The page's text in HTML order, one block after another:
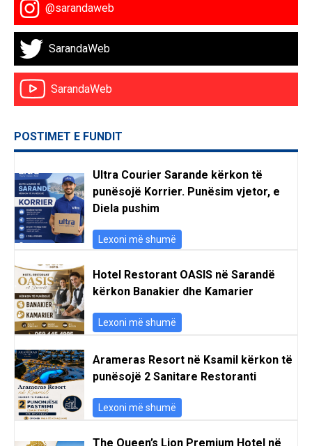
@sarandaweb
SarandaWeb
SarandaWeb
POSTIMET E FUNDIT
Ultra Courier Sarande kërkon të
punësojë Korrier. Punësim vjetor, e
Diela pushim
Lexoni më shumë
Hotel Restorant OASIS në Sarandë
kërkon Banakier dhe Kamarier
Lexoni më shumë
Arameras Resort në Ksamil kërkon të
punësojë 2 Sanitare Restoranti
Lexoni më shumë
The Queen’s Lion Premium Hotel në